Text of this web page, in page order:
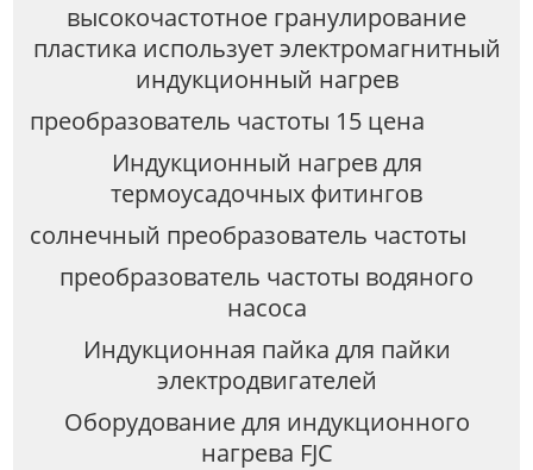
высокочастотное гранулирование
пластика использует электромагнитный
индукционный нагрев
преобразователь частоты 15 цена
Индукционный нагрев для
термоусадочных фитингов
солнечный преобразователь частоты
преобразователь частоты водяного
насоса
Индукционная пайка для пайки
электродвигателей
Оборудование для индукционного
нагрева FJC